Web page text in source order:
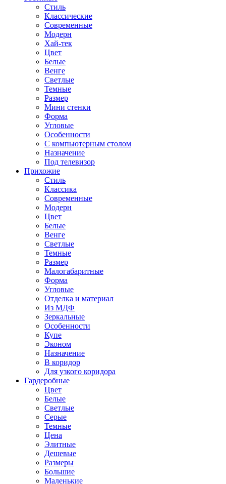
Стиль
Классические
Современные
Модерн
Хай-тек
Цвет
Белые
Венге
Светлые
Темные
Размер
Мини стенки
Форма
Угловые
Особенности
С компьютерным столом
Назначение
Под телевизор
Прихожие
Стиль
Классика
Современные
Модерн
Цвет
Белые
Венге
Светлые
Темные
Размер
Малогабаритные
Форма
Угловые
Отделка и материал
Из МДФ
Зеркальные
Особенности
Купе
Эконом
Назначение
В коридор
Для узкого коридора
Гардеробные
Цвет
Белые
Светлые
Серые
Темные
Цена
Элитные
Дешевые
Размеры
Большие
Маленькие